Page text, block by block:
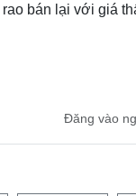
bán lại với giá
Đăng vào